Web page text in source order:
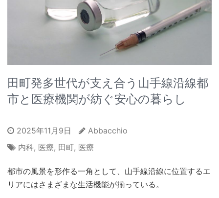
田町発多世代が支え合う山手線沿線都
市と医療機関が紡ぐ安心の暮らし
2025年11月9日
Abbacchio
内科, 医療, 田町, 医療
都市の風景を形作る一角として、山手線沿線に位置するエ
リアにはさまざまな生活機能が揃っている。